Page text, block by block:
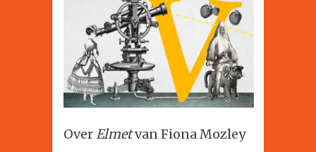
OverElmetvan Fiona Mozley